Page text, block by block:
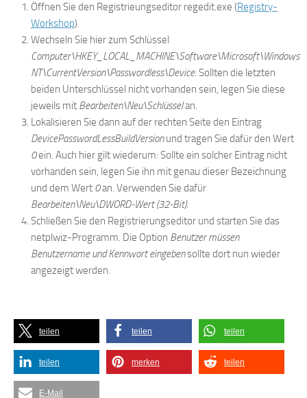
Öffnen Sie den Registrieungseditor regedit.exe (Registry-
Workshop).
Wechseln Sie hier zum Schlüssel
Computer\HKEY_LOCAL_MACHINE\Software\Microsoft\Windows
NT\CurrentVersion\Passwordless\Device. Sollten die letzten
beiden Unterschlüssel nicht vorhanden sein, legen Sie diese
jeweils mit Bearbeiten\Neu\Schlüsselan.
Lokalisieren Sie dann auf der rechten Seite den Eintrag
DevicePasswordLessBuildVersionund tragen Sie dafür den Wert
0ein. Auch hier gilt wiederum: Sollte ein solcher Eintrag nicht
vorhanden sein, legen Sie ihn mit genau dieser Bezeichnung
und dem Wert 0an. Verwenden Sie dafür
Bearbeiten\Neu\DWORD-Wert (32-Bit).
Schließen Sie den Registrierungseditor und starten Sie das
netplwiz-Programm. Die Option Benutzer müssen
Benutzername und Kennwort eingebensollte dort nun wieder
angezeigt werden.
teilen teilen teilen
teilen merken teilen
E-Mail